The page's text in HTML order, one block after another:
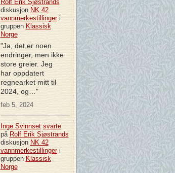
Rolf Erik Sjøstrands
diskusjon NK 42
vannmerkestillingeri
gruppen Klassisk
Norge
"Ja, det er noen
endringer, men ikke
store greier. Jeg
har oppdatert
regnearket mitt til
2024, og…"
feb 5, 2024
Inge Svinnset svarte
på Rolf Erik Sjøstrands
diskusjon NK 42
vannmerkestillingeri
gruppen Klassisk
Norge